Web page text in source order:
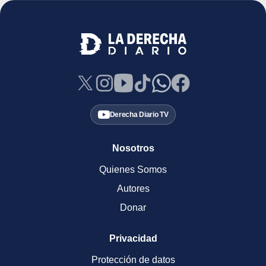
Derecha Diario TV
Nosotros
Quienes Somos
Autores
Donar
Privacidad
Protección de datos